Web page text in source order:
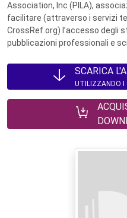
Association, Inc (PILA),
facilitare (attraverso i servizi
CrossRef.org) l’accesso degli
pubblicazioni professionali e
SCARICA
UTILIZZANDO I